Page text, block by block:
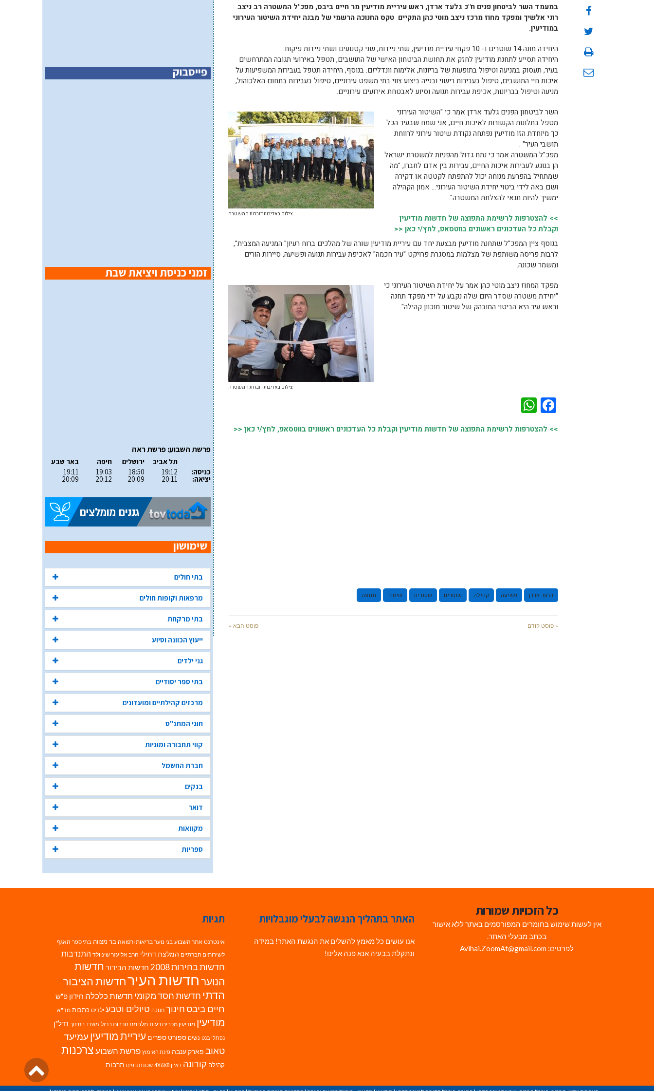
במעמד השר לביטחון פנים ח"כ גלעד ארדן, ראש עיריית מודיעין מר חיים ביבס, מפכ"ל המשטרה רב ניצב
רוני אלשיך ומפקד מחוז מרכז ניצב מוטי כהן התקיים טקס החנוכה הרשמי של מבנה יחידת השיטור העירוני
במודיעין.
היחידה מונה 14 שוטרים ו- 10 פקחי עיריית מודיעין, שתי ניידות, שני קטנועים ושתי ניידות פיקוח.
היחידה תסייע לתחנת מודיעין לחזק את תחושת הביטחון האישי של התושבים, תטפל באירועי תגובה המתרחשים
בעיר, תעסוק במניעה וטיפול בתופעות של בריונות, אלימות וונדליזם. בנוסף, היחידה תטפל בעבירות המשפיעות על
איכות חיי התושבים, טיפול בעבירות רישוי ובנייה ביצוע צווי בתי משפט עירוניים, טיפול בעבירות בתחום האלכוהול,
מניעה וטיפול בבריונות, אכיפת עבירות תנועה וסיוע לאבטחת אירועים עירוניים.
צילום באדיבות דוברות המשטרה
השר לביטחון הפנים גלעד ארדן אמר כי "השיטור העירוני
מטפל בתלונות הקשורות לאיכות חיים, אני שמח שבעיר הכל
כך מיוחדת הזו מודיעין נפתחה נקודת שיטור עירוני לרווחת
תושבי העיר" .
מפכ"ל המשטרה אמר כי נתח גדול מהפניות למשטרת ישראל
הן בנוגע לעבירות איכות החיים, עבירות בין אדם לחברו, "מה
שמתחיל בהפרעת מנוחה יכול להתפתח לקטטה או דקירה
ושם באה לידי ביטוי יחידת השיטור העירוני… אמון הקהילה
ימשיך להיות תנאי להצלחת המשטרה".
>> להצטרפות לרשימת התפוצה של חדשות מודיעין
וקבלת כל העדכונים ראשונים בווטסאפ, לחץ/י כאן <<
בנוסף ציין המפכ"ל שתחנת מודיעין מבצעת יחד עם עיריית מודיעין שורה של מהלכים ברוח רעיון" המניעה המצבית",
לרבות פריסה משותפת של מצלמות במסגרת פרויקט "עיר חכמה" לאכיפת עבירות תנועה ופשיעה, סיירות הורים
ומשמר שכונה.
צילום באדיבות דוברות המשטרה
מפקד המחוז ניצב מוטי כהן אמר על יחידת השיטור העירוני כי
"יחידת משטרה שסדר היום שלה נקבע על ידי מפקד תחנה
וראש עיר היא הביטוי המובהק של שיטור מוכוון קהילה"
Facebook
>> להצטרפות לרשימת התפוצה של חדשות מודיעין וקבלת כל העדכונים ראשונים בווטסאפ, לחץ/י כאן <<
גלעד ארדן פשיעה קהילה שוטרים שטורים שיטור תנועה
« פוסט קודם פוסט הבא »
פרשת השבוע: פרשת ראה
כניסה:
יציאה:
תל אביב
19:12
20:11
ירושלים
18:50
20:09
חיפה
19:03
20:12
באר שבע
19:11
20:09
בתי חולים
מרפאות וקופות חולים
בתי מרקחת
ייעוץ הכוונה וסיוע
גני ילדים
בתי ספר יסודיים
מרכזים קהילתיים ומועדונים
חוגי המתנ"ס
קווי תחבורה ומוניות
חברת החשמל
בנקים
דואר
מקוואות
ספריות
כל הזכויות שמורות
אין לעשות שימוש בחומרים המפורסמים באתר ללא אישור
בכתב מבעלי האתר.
לפרטים: Avihai.ZoomAt@gmail.com
האתר בתהליך הנגשה לבעלי מוגבלויות
אנו עושים כל מאמץ להשלים את הנגשת האתר! במידה
ונתקלת בבעיה אנא פנה אלינו!
תגיות
אינטרנט אתר השבוע בני נוער בריאות ורפואה בר מצווה בתי ספר האגף
לשירותים חברתיים המלצת דתילי הרב אליעזר שינוולד התנדבות
חדשות בחירות 2008 חדשות הבידור חדשות
הנוערחדשות העירחדשות הציבור
הדתי חדשות חסד מקומי חדשות כלכלה חידון פ"ש
חיים ביבסחינוך חנוכה טיולים וטבע ילדים כתבות מד"א
מודיעין מודיעין מכבים רעות מלחמת חרבות ברזל משרד החינוך נדל"ן
נפתלי בנט נשים ספורט ספרים עיריית מודיעין עמיעד
טאוב פארק ענבה פינת האימוץ פרשת השבועצרכנות
קהילה קורונה ראיון 4X6X8 שכונת נופים תרבות